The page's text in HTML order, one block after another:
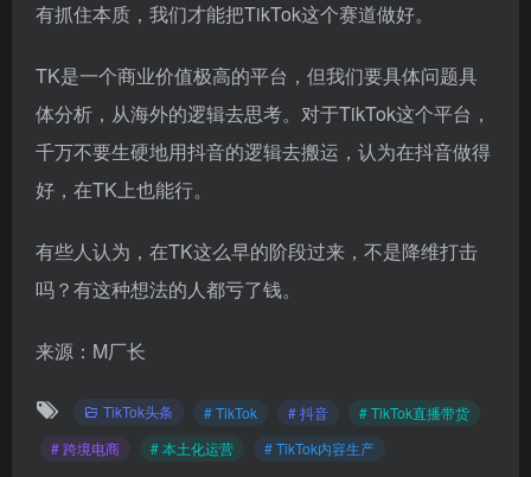
有抓住本质，我们才能把TikTok这个赛道做好。
TK是一个商业价值极高的平台，但我们要具体问题具
体分析，从海外的逻辑去思考。对于TikTok这个平台，
千万不要生硬地用抖音的逻辑去搬运，认为在抖音做得
好，在TK上也能行。
有些人认为，在TK这么早的阶段过来，不是降维打击
吗？有这种想法的人都亏了钱。
来源：M厂长
TikTok头条 # TikTok # 抖音
# TikTok直播带货
# 跨境电商
# 本土化运营 # TikTok内容生产